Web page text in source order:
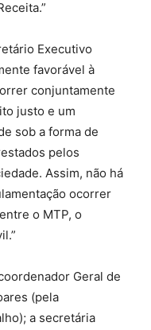
Executivo
favorável à
conjuntamente
justo e um
sob a forma de
pelos
Assim, não há
ocorrer
o MTP, o
Geral de
(pela
a secretária